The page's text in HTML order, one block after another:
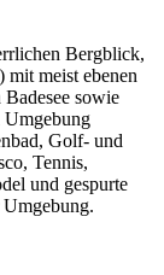
Bergblick,
mit meist ebenen
sowie
Umgebung
Golf- und
Tennis,
und gespurte